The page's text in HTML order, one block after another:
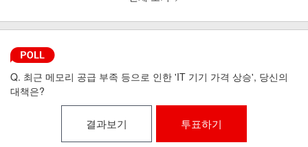
Q. 최근 메모리 공급 부족 등으로 인한 'IT 기기 가격 상승', 당신의
대책은?
결과보기 투표하기